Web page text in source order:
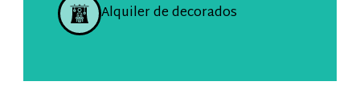
Alquiler de decorados